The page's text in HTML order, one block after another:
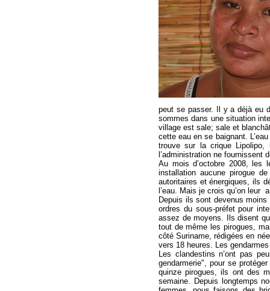
peut se passer. Il y a déjà eu
sommes dans une situation
village est sale; sale et
cette eau en se baignant.
trouve sur la crique
l’administration ne fournissent
Au mois d’octobre 2008, les
installation aucune pirogue
autoritaires et énergiques, ils
l’eau. Mais je crois qu’on
Depuis ils sont devenus
ordres du sous-préfet pour
assez de moyens. Ils disent
tout de même les pirogues,
côté Suriname, rédigées en
vers 18 heures. Les
Les clandestins n’ont pas
gendarmerie", pour se
quinze pirogues, ils ont des
semaine. Depuis longtemps